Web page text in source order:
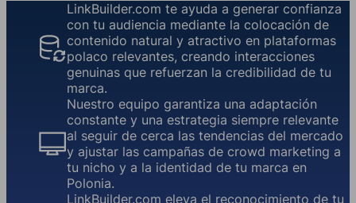
LinkBuilder.com te ayuda a generar confianza
con tu audiencia mediante la colocación de
contenido natural y atractivo en plataformas
polaco relevantes, creando interacciones
genuinas que refuerzan la credibilidad de tu
marca.
Nuestro equipo garantiza una adaptación
constante y una estrategia siempre relevante
al seguir de cerca las tendencias del mercado
y ajustar las campañas de crowd marketing a
tu nicho y a la identidad de tu marca en
Polonia.
LinkBuilder.com eleva el reconocimiento de tu